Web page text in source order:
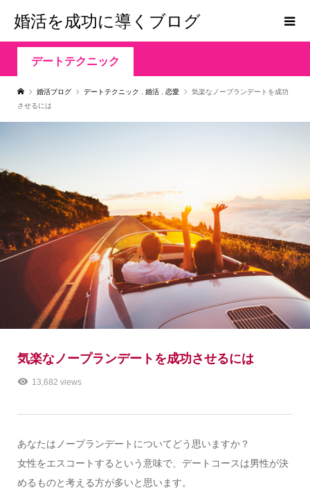
婚活を成功に導くブログ
デートテクニック
婚活ブログ デートテクニック 婚活 恋愛
気楽なノープランデートを成功
させるには
気楽なノープランデートを成功させるには
13,682 views
あなたはノープランデートについてどう思いますか？
女性をエスコートするという意味で、デートコースは男性が決
めるものと考える方が多いと思います。